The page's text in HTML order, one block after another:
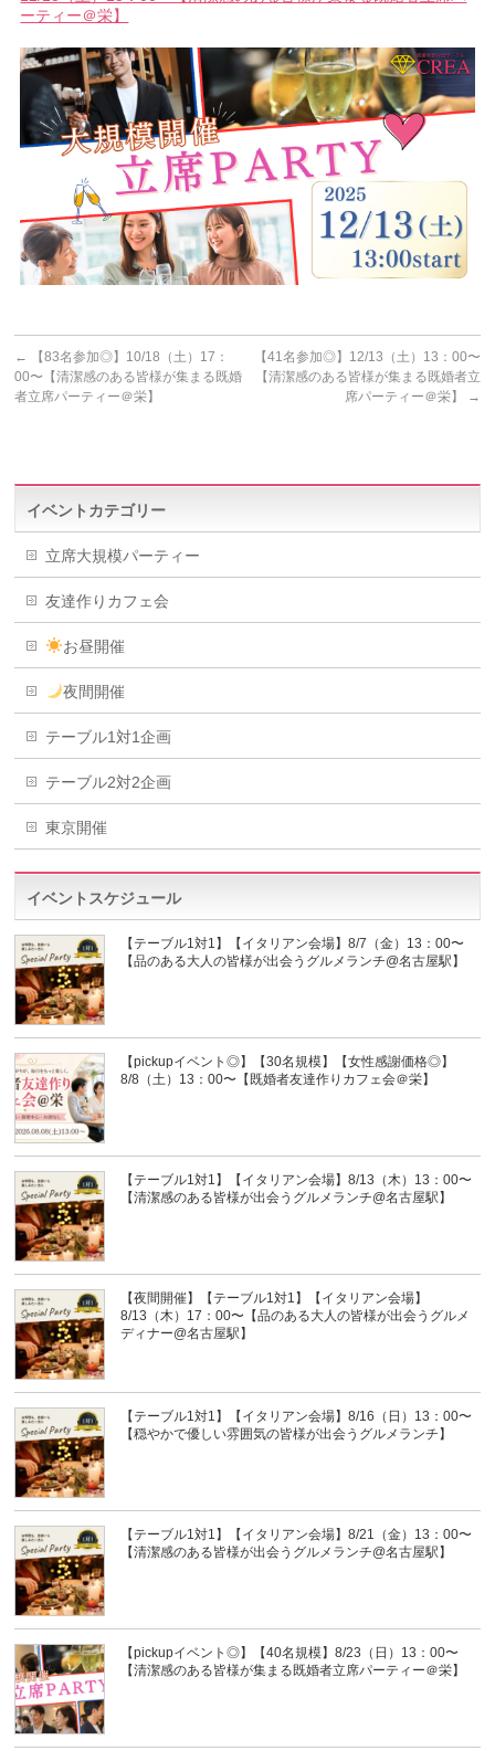
ーティー＠栄】
←
【83名参加◎】10/18（土）17：
00〜【清潔感のある皆様が集まる既婚
者立席パーティー＠栄】
【41名参加◎】12/13（土）13：00〜
【清潔感のある皆様が集まる既婚者立
席パーティー＠栄】
→
イベントカテゴリー
立席大規模パーティー
友達作りカフェ会
お昼開催
夜間開催
テーブル1対1企画
テーブル2対2企画
東京開催
イベントスケジュール
【テーブル1対1】【イタリアン会場】8/7（金）13：00〜
【品のある大人の皆様が出会うグルメランチ@名古屋駅】
【pickupイベント◎】【30名規模】【女性感謝価格◎】
8/8（土）13：00〜【既婚者友達作りカフェ会＠栄】
【テーブル1対1】【イタリアン会場】8/13（木）13：00〜
【清潔感のある皆様が出会うグルメランチ@名古屋駅】
【夜間開催】【テーブル1対1】【イタリアン会場】
8/13（木）17：00〜【品のある大人の皆様が出会うグルメ
ディナー@名古屋駅】
【テーブル1対1】【イタリアン会場】8/16（日）13：00〜
【穏やかで優しい雰囲気の皆様が出会うグルメランチ】
【テーブル1対1】【イタリアン会場】8/21（金）13：00〜
【清潔感のある皆様が出会うグルメランチ@名古屋駅】
【pickupイベント◎】【40名規模】8/23（日）13：00〜
【清潔感のある皆様が集まる既婚者立席パーティー＠栄】